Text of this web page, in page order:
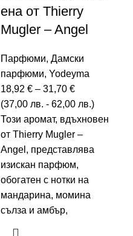
ена от Thierry
Mugler – Angel
Парфюми, Дамски
парфюми, Yodeyma
18,92 € – 31,70 €
(37,00 лв. - 62,00 лв.)
Този аромат, вдъхновен
от Thierry Mugler –
Angel, представлява
изискан парфюм,
обогатен с нотки на
мандарина, момина
сълза и амбър,